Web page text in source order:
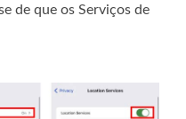
de que os Serviços de